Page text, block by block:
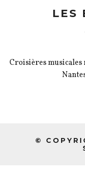
LES
Croisières musicales
©